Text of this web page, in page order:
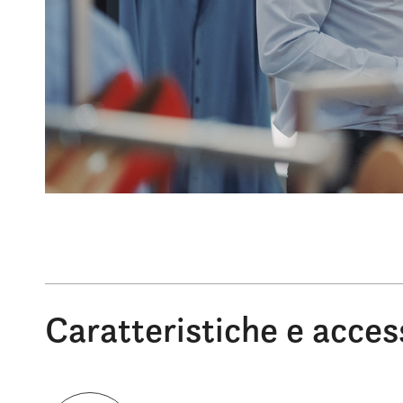
Caratteristiche e